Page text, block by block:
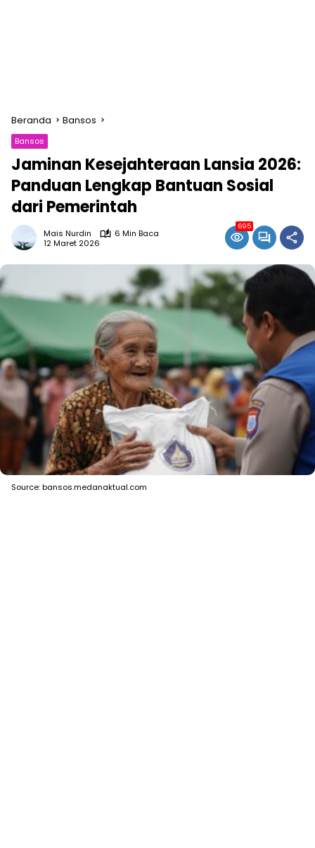
Beranda Bansos
Bansos
Jaminan Kesejahteraan Lansia 2026:
Panduan Lengkap Bantuan Sosial
dari Pemerintah
Mais Nurdin
6 Min Baca
12 Maret 2026
695
Source: bansos.medanaktual.com